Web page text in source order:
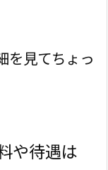
を見てちょっ
や待遇は